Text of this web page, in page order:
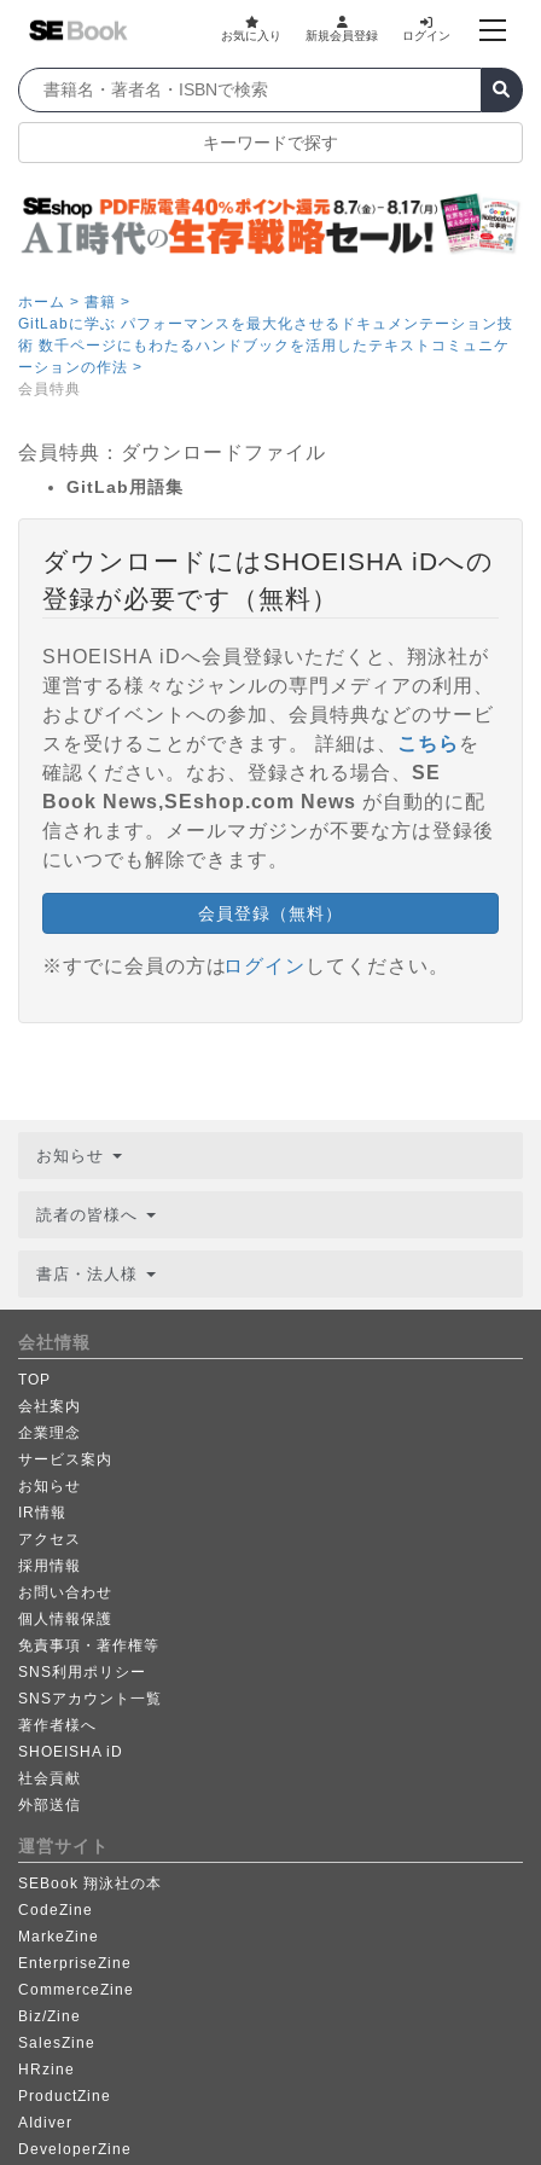
お気に入り 新規会員登録 ログイン
キーワードで探す
ホーム > 書籍 >
GitLabに学ぶ パフォーマンスを最大化させるドキュメンテーション技
術 数千ページにもわたるハンドブックを活用したテキストコミュニケ
ーションの作法 >
会員特典
会員特典：ダウンロードファイル
GitLab用語集
ダウンロードにはSHOEISHA iDへの
登録が必要です（無料）
SHOEISHA iDへ会員登録いただくと、翔泳社が
運営する様々なジャンルの専門メディアの利用、
およびイベントへの参加、会員特典などのサービ
スを受けることができます。 詳細は、
こちら を
確認ください。なお、登録される場合、 SE
Book News,SEshop.com News が自動的に配
信されます。メールマガジンが不要な方は登録後
にいつでも解除できます。
会員登録（無料）
※すでに会員の方はログイン してください。
お知らせ
読者の皆様へ
書店・法人様
会社情報
TOP
会社案内
企業理念
サービス案内
お知らせ
IR情報
アクセス
採用情報
お問い合わせ
個人情報保護
免責事項・著作権等
SNS利用ポリシー
SNSアカウント一覧
著作者様へ
SHOEISHA iD
社会貢献
外部送信
運営サイト
SEBook 翔泳社の本
CodeZine
MarkeZine
EnterpriseZine
CommerceZine
Biz/Zine
SalesZine
HRzine
ProductZine
AIdiver
DeveloperZine